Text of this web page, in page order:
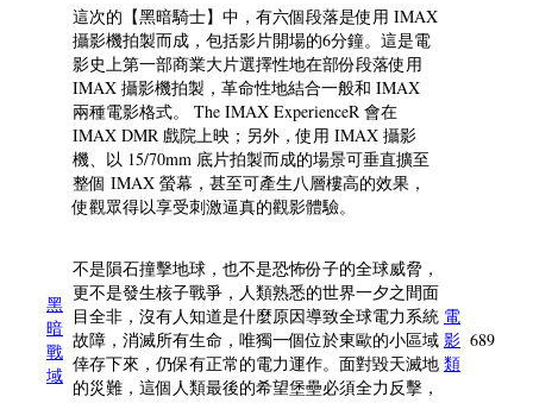
這次的【黑暗騎士】中，有六個段落是使用 IMAX
攝影機拍製而成，包括影片開場的6分鐘。這是電
影史上第一部商業大片選擇性地在部份段落使用
IMAX 攝影機拍製，革命性地結合一般和 IMAX
兩種電影格式。 The IMAX ExperienceR 會在
IMAX DMR 戲院上映；另外，使用 IMAX 攝影
機、以 15/70mm 底片拍製而成的場景可垂直擴至
整個 IMAX 螢幕，甚至可產生八層樓高的效果，
使觀眾得以享受刺激逼真的觀影體驗。
黑
暗
戰
域
不是隕石撞擊地球，也不是恐怖份子的全球威脅，
更不是發生核子戰爭，人類熟悉的世界一夕之間面
目全非，沒有人知道是什麼原因導致全球電力系統
故障，消滅所有生命，唯獨一個位於東歐的小區域
倖存下來，仍保有正常的電力運作。面對毀天滅地
的災難，這個人類最後的希望堡壘必須全力反擊，
電
影
類
689